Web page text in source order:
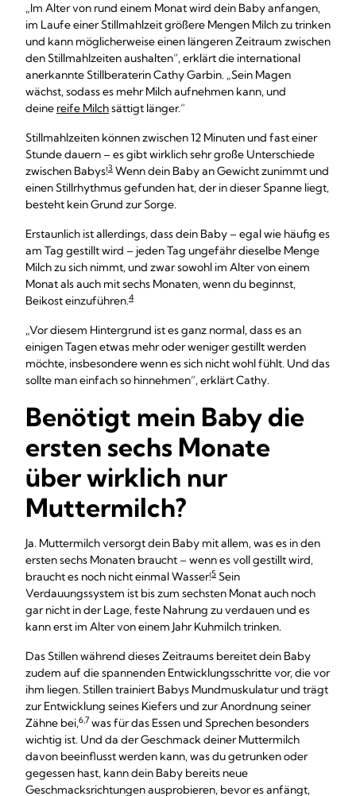
„Im Alter von rund einem Monat wird dein Baby anfangen,
im Laufe einer Stillmahlzeit größere Mengen Milch zu trinken
und kann möglicherweise einen längeren Zeitraum zwischen
den Stillmahlzeiten aushalten“, erklärt die international
anerkannte Stillberaterin Cathy Garbin. „Sein Magen
wächst, sodass es mehr Milch aufnehmen kann, und
deine reife Milchsättigt länger.“
Stillmahlzeiten können zwischen 12 Minuten und fast einer
Stunde dauern – es gibt wirklich sehr große Unterschiede
zwischen Babys!3 Wenn dein Baby an Gewicht zunimmt und
einen Stillrhythmus gefunden hat, der in dieser Spanne liegt,
besteht kein Grund zur Sorge.
Erstaunlich ist allerdings, dass dein Baby – egal wie häufig es
am Tag gestillt wird – jeden Tag ungefähr dieselbe Menge
Milch zu sich nimmt, und zwar sowohl im Alter von einem
Monat als auch mit sechs Monaten, wenn du beginnst,
Beikost einzuführen.4
„Vor diesem Hintergrund ist es ganz normal, dass es an
einigen Tagen etwas mehr oder weniger gestillt werden
möchte, insbesondere wenn es sich nicht wohl fühlt. Und das
sollte man einfach so hinnehmen“, erklärt Cathy.
Benötigt mein Baby die
ersten sechs Monate
über wirklich nur
Muttermilch?
Ja. Muttermilch versorgt dein Baby mit allem, was es in den
ersten sechs Monaten braucht – wenn es voll gestillt wird,
braucht es noch nicht einmal Wasser!5 Sein
Verdauungssystem ist bis zum sechsten Monat auch noch
gar nicht in der Lage, feste Nahrung zu verdauen und es
kann erst im Alter von einem Jahr Kuhmilch trinken.
Das Stillen während dieses Zeitraums bereitet dein Baby
zudem auf die spannenden Entwicklungsschritte vor, die vor
ihm liegen. Stillen trainiert Babys Mundmuskulatur und trägt
zur Entwicklung seines Kiefers und zur Anordnung seiner
Zähne bei,6,7 was für das Essen und Sprechen besonders
wichtig ist. Und da der Geschmack deiner Muttermilch
davon beeinflusst werden kann, was du getrunken oder
gegessen hast, kann dein Baby bereits neue
Geschmacksrichtungen ausprobieren, bevor es anfängt,